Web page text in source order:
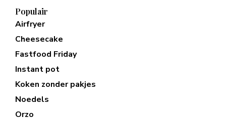
Populair
Airfryer
Cheesecake
Fastfood Friday
Instant pot
Koken zonder pakjes
Noedels
Orzo